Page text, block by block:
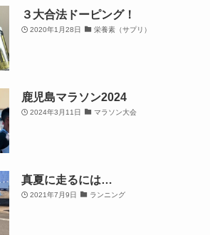
３大合法ドーピング！
2020年1月28日 栄養素（サプリ）
鹿児島マラソン2024
2024年3月11日 マラソン大会
真夏に走るには…
2021年7月9日 ランニング